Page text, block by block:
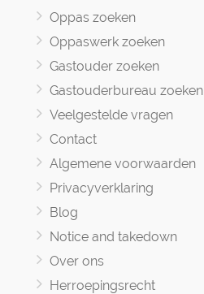
Oppas zoeken
Oppaswerk zoeken
Gastouder zoeken
Gastouderbureau zoeken
Veelgestelde vragen
Contact
Algemene voorwaarden
Privacyverklaring
Blog
Notice and takedown
Over ons
Herroepingsrecht